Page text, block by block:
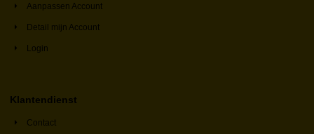
Aanpassen Account
Detail mijn Account
Login
Klantendienst
Contact